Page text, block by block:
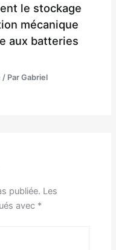
le stockage
mécanique
aux batteries
/ ParGabriel
publiée. Les
avec *